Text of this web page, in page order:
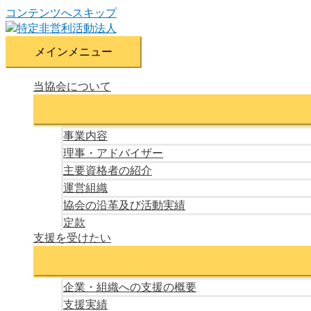
コンテンツへスキップ
メインメニュー
当協会について
事業内容
理事・アドバイザー
主要資格者の紹介
運営組織
協会の沿革及び活動実績
定款
支援を受けたい
企業・組織への支援の概要
支援実績